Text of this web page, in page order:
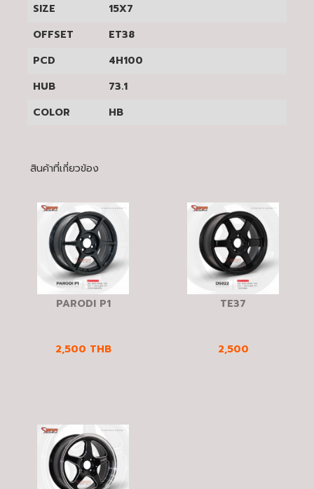
SIZE
15X7
OFFSET
ET38
PCD
4H100
HUB
73.1
COLOR
HB
สินค้าที่เกี่ยวข้อง
PARODI P1
2,500 THB
TE37
2,500